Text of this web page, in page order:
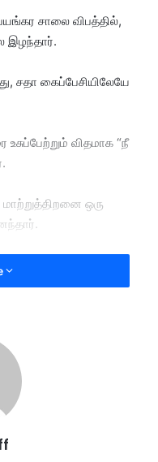
சாலை விபத்தில்,
இழந்தார்.
சதா கைப்பேசியிலேயே
விதமாக “நீ
ஒரு
மையத்தில்,​மனம்
அண்மையில் நடந்த
மன உறுதியையும்
எழுந்து நின்று தங்களின்
செய்தனர்.
Liu Xinju-வின் இந்தச்